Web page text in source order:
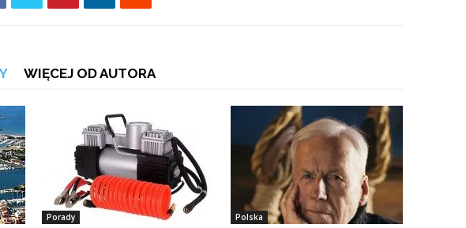
WIĘCEJ OD AUTORA
Porady Polska